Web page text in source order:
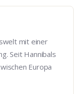
mit einer
Seit Hannibals
Europa